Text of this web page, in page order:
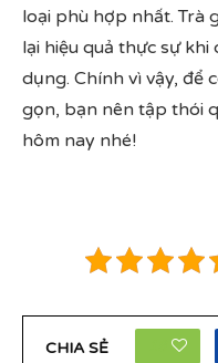
loại phù hợp nhất. Trà
lại hiệu quả thực sự
dụng. Chính vì vậy, để
gọn, bạn nên tập thói
hôm nay nhé!
CHIA SẺ